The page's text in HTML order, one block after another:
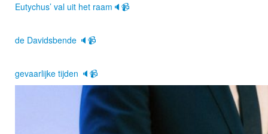
Eutychus’ val uit het raam🔈📹
de Davidsbende 🔈📹
gevaarlijke tijden 🔈📹